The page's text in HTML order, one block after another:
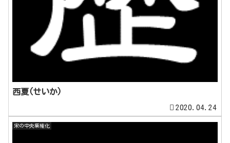
西夏(せいか)
2020.04.24
宋の中央集権化